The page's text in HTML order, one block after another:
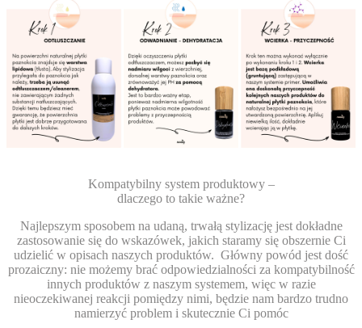
Kompatybilny system produktowy –
dlaczego to takie ważne?
Najlepszym sposobem na udaną, trwałą stylizację jest dokładne
zastosowanie się do wskazówek, jakich staramy się obszernie Ci
udzielić w opisach naszych produktów. Główny powód jest dość
prozaiczny: nie możemy brać odpowiedzialności za kompatybilność
innych produktów z naszym systemem, więc w razie
nieoczekiwanej reakcji pomiędzy nimi, będzie nam bardzo trudno
namierzyć problem i skutecznie Ci pomóc